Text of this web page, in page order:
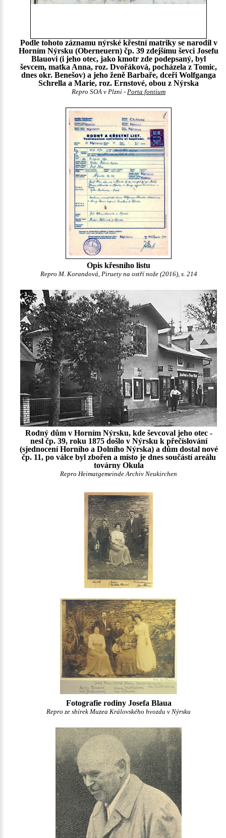
Podle tohoto záznamu nýrské křestní matriky se narodil v
Horním Nýrsku (Oberneuern) čp. 39 zdejšímu ševci Josefu
Blauovi (i jeho otec, jako kmotr zde podepsaný, byl
ševcem, matka Anna, roz. Dvořáková, pocházela z Tomic,
dnes okr. Benešov) a jeho ženě Barbaře, dceři Wolfganga
Schrella a Marie, roz. Ernstové, obou z Nýrska
Repro SOA v Plzni - Porta fontium
Opis křesního listu
Repro M. Korandová, Piruety na ostří nože (2016), s. 214
Rodný dům v Horním Nýrsku, kde ševcoval jeho otec -
nesl čp. 39, roku 1875 došlo v Nýrsku k přečíslování
(sjednocení Horního a Dolního Nýrska) a dům dostal nové
čp. 11, po válce byl zbořen a místo je dnes součástí areálu
továrny Okula
Repro Heimatgemeinde Archiv Neukirchen
Fotografie rodiny Josefa Blaua
Repro ze sbírek Muzea Královského hvozdu v Nýrsku